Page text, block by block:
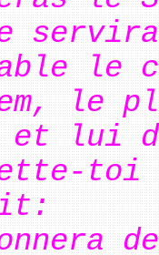
le
le
et lui
toi